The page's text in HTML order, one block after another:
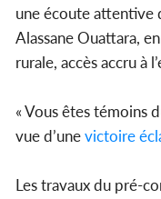
une écoute attentive
Alassane Ouattara,
rurale, accès accru à
« Vous êtes témoins
vue d’unevictoire
Les travaux du pré-